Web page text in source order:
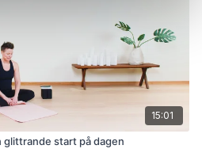
15:01
glittrande start på dagen